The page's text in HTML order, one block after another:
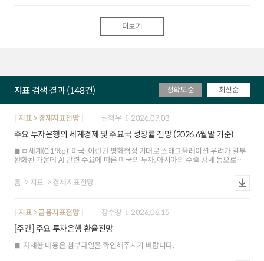
측면에서 민간 수요 강세, 기업투자 호조 부문 확대(AI 비AI) 등은 긍정적 ㅇ 기저
성장세 가속화: 민간투자(재고 제외)가 견조한 증가세를 보인 가운데 개인
소비지출이 큰 폭으로 반등하는 등 민간수요 주도의 성장세가 강화 ㅇ 하방
둔화 △중동발 에너지 가격 상승의 파급 영향 제한 등에 기인 ㅁ [전망]
하반기에도 민간투자 주도의 성장 흐름이 이어지겠으나, 중동발 공급 충격 등에
의한 물가 불확실성이 지속되면서 연준의 통화긴축에 대한 경계감이 유지될
기업투자 여건 악화에 따른 민간 부문 성장세 둔화를 우려하는 시각이 증가하는
완화에 의한 인플레이션 둔화 흐름이 이어지겠으나, 중동전쟁발 공급 충격
불구하고, 결국 인플레이션 반등에 대응해 정책 금리를 인상할 것이라는
경계감이 일정 수준 유지되고 있는 모습
더보기
지표 검색 결과 (148건) 정확도순 최신순
지표 > 경제지표전망 권혁우 2026.07.03
주요 투자은행의 세계경제 및 주요국 성장률 전망 (2026.6월말 기준)
ㅁ세계(0.1%p): 미국-이란간 평화협정 기대로 스태그플레이션 우려가 일부
완화된 가운데 AI 관련 수요에 따른 미국의 투자, 아시아의 수출 강세 등으로
휘발유 가격 하락세가 향후 소비(5월 소매판매 전월비 0.9%, 예상 0.6%)
를지지할 것으로 보이나 세금 환급 효과 소멸 및 무역적자 등의 하방압력이
금년 정책금리 전망을 상향(중간값3.6253.75%, 주요IB 10곳 중 2곳은 연내
연율)을 기록한 가운데 2분기 종합 PMI(6월 49.5)도 경기 위축을 시사하는 등
고유가 충격 여파가 지속되고 있어 금년 성장률 하향 조정(Nomura)
에너지물가의여타부문전이에대한ECB 위원들의우려가증가하면서9월,
홈 지표 경제지표전망
지표 > 금융지표전망 장수창 2026.06.15
[주간] 주요 투자은행 환율전망
자세한 내용은 첨부파일을 확인해주시기 바랍니다.